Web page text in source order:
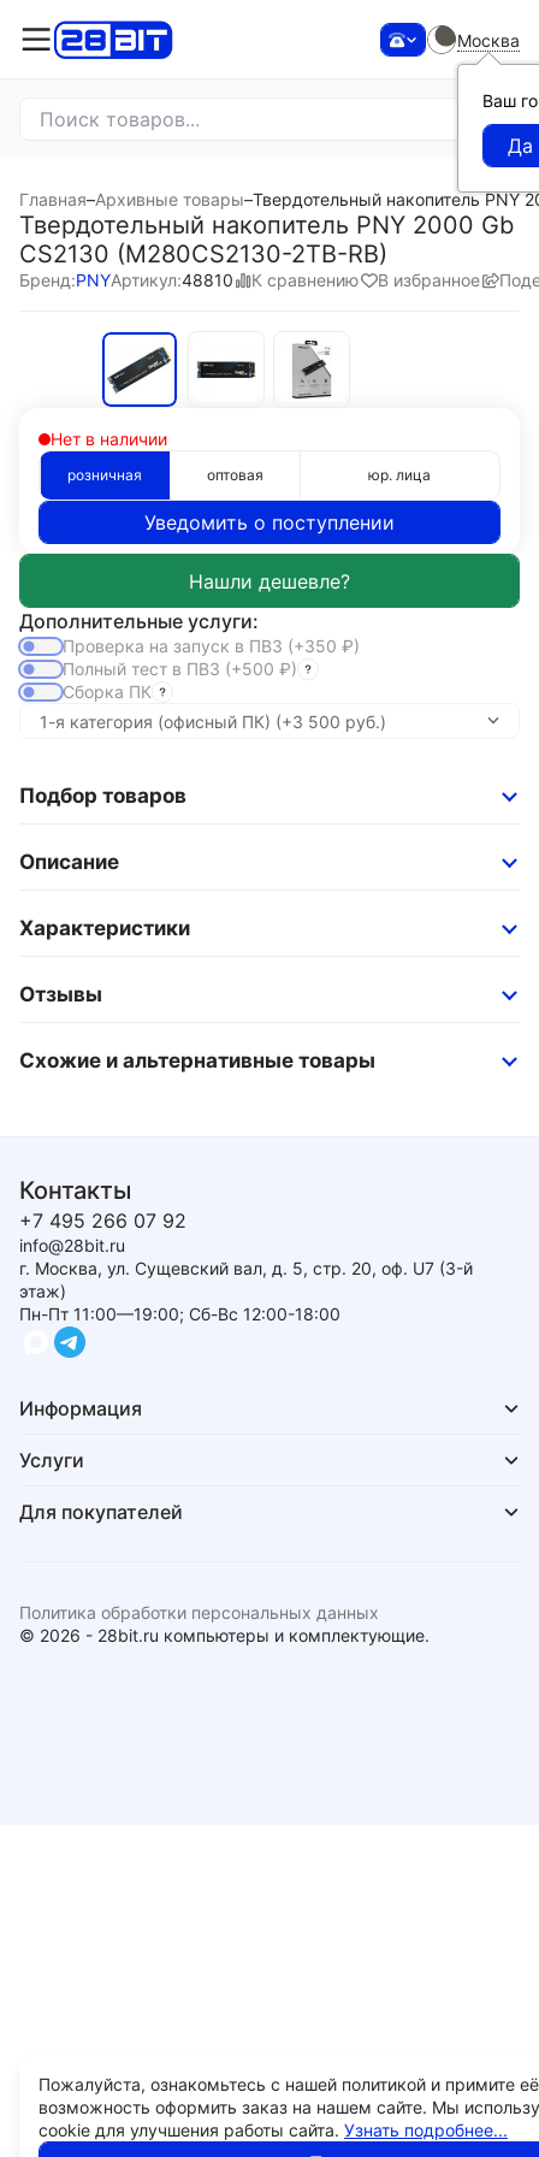
Москва
Ваш
Главная–Архивные товары–Твердотельный накопитель PNY
Твердотельный накопитель PNY 2000 Gb
CS2130 (M280CS2130-2TB-RB)
Бренд:PNYАртикул:48810 К сравнению В избранное
Нет в наличии
розничная оптовая юр. лица
Уведомить о поступлении
Дополнительные услуги:
Проверка на запуск в ПВЗ (+350 ₽)
Полный тест в ПВЗ (+500 ₽)
Сборка ПК
Подбор товаров
Описание
Характеристики
Отзывы
Схожие и альтернативные товары
Контакты
+7 495 266 07 92
info@28bit.ru
г. Москва, ул. Сущевский вал, д. 5, стр. 20, оф. U7 (3-й
этаж)
Пн-Пт 11:00—19:00; Сб-Вс 12:00-18:00
Информация
Услуги
Для покупателей
© 2026 - 28bit.ru компьютеры и комплектующие.
Политика обработки персональных данных
Пожалуйста, ознакомьтесь с нашей политикой и примите
возможность оформить заказ на нашем сайте. Мы
cookie для улучшения работы сайта. Узнать подробнее...